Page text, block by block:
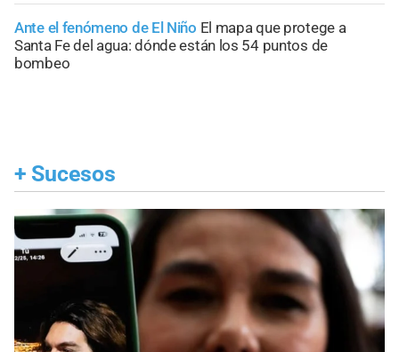
Ante el fenómeno de El Niño El mapa que protege a
Santa Fe del agua: dónde están los 54 puntos de
bombeo
+ Sucesos